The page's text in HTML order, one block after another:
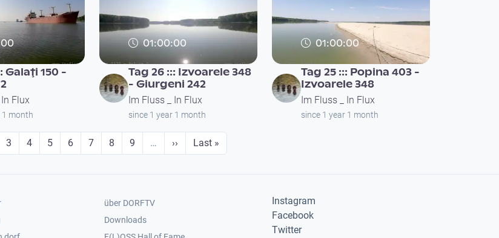
Galaţi 150 -
Flux
1 month
01:00:00
Tag 26 ::: Izvoarele 348
- Giurgeni 242
Im Fluss _ In Flux
since 1 year 1 month
01:00:00
Tag 25 ::: Popina 403 -
Izvoarele 348
Im Fluss _ In Flux
since 1 year 1 month
Seite
3 Seite
4 Seite
5 Seite
6 Seite
7 Seite
8 Seite
9 … Next page
›› Last page
Last »
Footer 3
über DORFTV
Downloads
Instagram
Facebook
Twitter